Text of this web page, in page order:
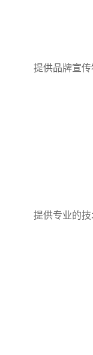
提供品牌宣
提供专业的